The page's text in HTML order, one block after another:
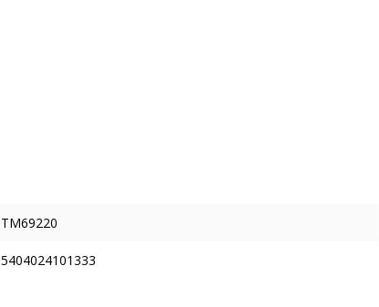
TM69220
5404024101333